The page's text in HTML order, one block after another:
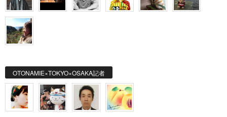
OTONAMIE×TOKYO×OSAKA記者